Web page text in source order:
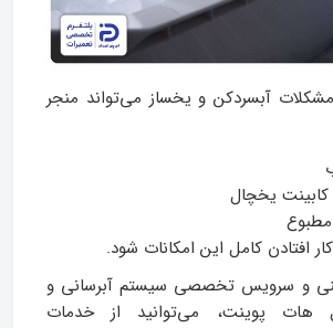
آبسردکن و یخساز می‌تواند منجر
یخچال
افتادن کامل این امکانات شود.
و سرویس تخصصی سیستم آبرسانی و
هات پوینت، می‌توانید از خدمات